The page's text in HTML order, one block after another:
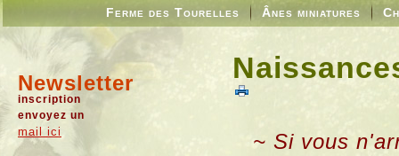
Ferme des Tourelles Ânes miniatures
Newsletter
inscription
envoyez un
mail ici
~ Si vous